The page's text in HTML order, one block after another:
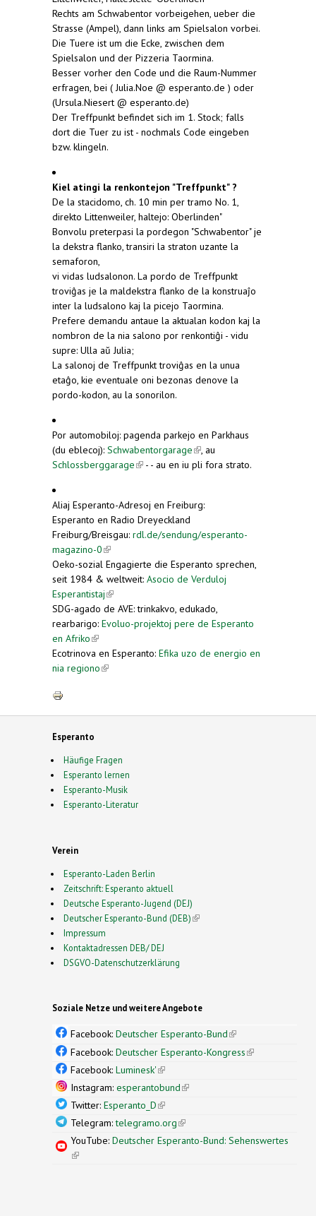
Rechts am Schwabentor vorbeigehen, ueber die
Strasse (Ampel), dann links am Spielsalon vorbei.
Die Tuere ist um die Ecke, zwischen dem
Spielsalon und der Pizzeria Taormina.
Besser vorher den Code und die Raum-Nummer
erfragen, bei ( Julia.Noe @ esperanto.de ) oder
(Ursula.Niesert @ esperanto.de)
Der Treffpunkt befindet sich im 1. Stock; falls
dort die Tuer zu ist - nochmals Code eingeben
bzw. klingeln.
Kiel atingi la renkontejon "Treffpunkt" ?
De la stacidomo, ch. 10 min per tramo No. 1,
direkto Littenweiler, haltejo: Oberlinden"
Bonvolu preterpasi la pordegon "Schwabentor" je
la dekstra flanko, transiri la straton uzante la
semaforon,
vi vidas ludsalonon. La pordo de Treffpunkt
troviĝas je la maldekstra flanko de la konstruaĵo
inter la ludsalono kaj la picejo Taormina.
Prefere demandu antaue la aktualan kodon kaj la
nombron de la nia salono por renkontiĝi - vidu
supre: Ulla aŭ Julia;
La salonoj de Treffpunkt troviĝas en la unua
etaĝo, kie eventuale oni bezonas denove la
pordo-kodon, au la sonorilon.
Por automobiloj: pagenda parkejo en Parkhaus
(du eblecoj): Schwabentorgarage(link is external)
, au
Schlossberggarage(link is external)
- - au en iu pli fora strato.
Aliaj Esperanto-Adresoj en Freiburg:
Esperanto en Radio Dreyeckland
Freiburg/Breisgau: rdl.de/sendung/esperanto-
magazino-0(link is external)
Oeko-sozial Engagierte die Esperanto sprechen,
seit 1984 & weltweit: Asocio de Verduloj
Esperantistaj(link is external)
SDG-agado de AVE: trinkakvo, edukado,
rearbarigo: Evoluo-projektoj pere de Esperanto
en Afriko(link is external)
Ecotrinova en Esperanto: Efika uzo de energio en
nia regiono(link is external)
Esperanto
Häufige Fragen
Esperanto lernen
Esperanto-Musik
Esperanto-Literatur
Verein
Esperanto-Laden Berlin
Zeitschrift: Esperanto aktuell
Deutsche Esperanto-Jugend (DEJ)
Deutscher Esperanto-Bund (DEB)(link is external)
Impressum
Kontaktadressen DEB/ DEJ
DSGVO-Datenschutzerklärung
Soziale Netze und weitere Angebote
Facebook: Deutscher Esperanto-Bund(link is
external)
Facebook: Deutscher Esperanto-Kongress(link is
Facebook: Luminesk'(link is external)
Instagram: esperantobund(link is external)
Twitter: Esperanto_D(link is external)
Telegram:telegramo.org(link is external)
YouTube: Deutscher Esperanto-Bund: Sehenswertes
(link is external)